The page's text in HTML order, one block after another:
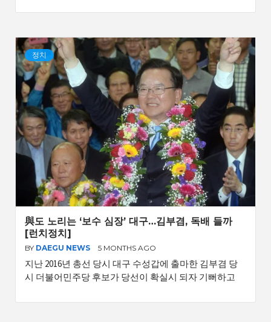
정치
與도 노리는 ‘보수 심장’ 대구…김부겸, 독배 들까
[런치정치]
BY DAEGU NEWS 5 MONTHS AGO
지난 2016년 총선 당시 대구 수성갑에 출마한 김부겸 당
시 더불어민주당 후보가 당선이 확실시 되자 기뻐하고